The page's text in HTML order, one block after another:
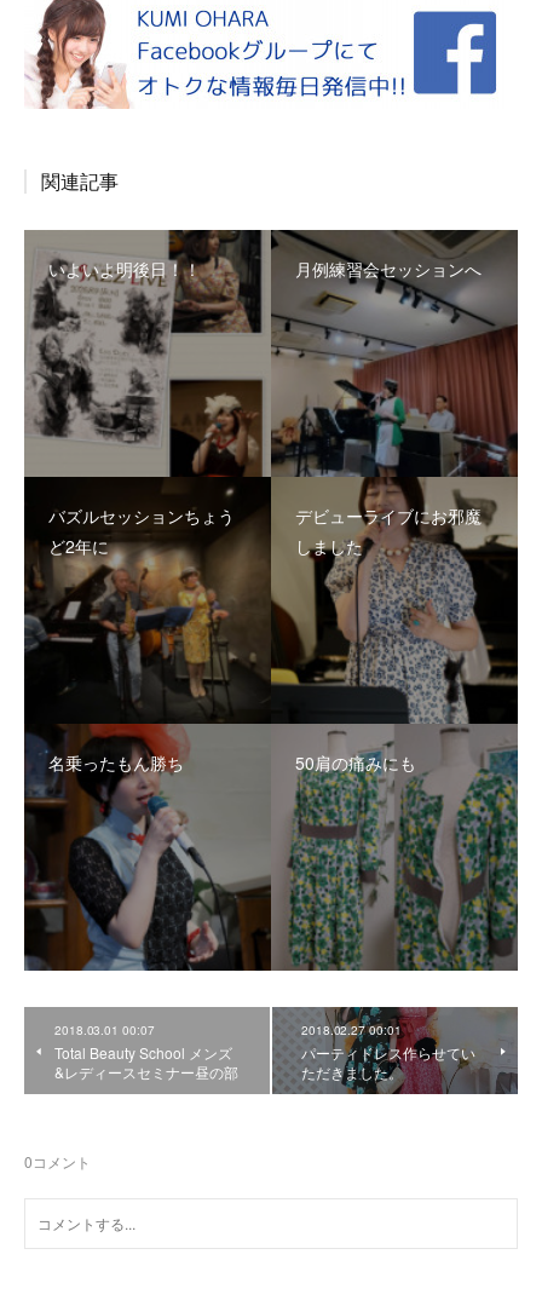
関連記事
いよいよ明後日！！ 月例練習会セッションへ
バズルセッションちょう
ど2年に
デビューライブにお邪魔
しました
名乗ったもん勝ち 50肩の痛みにも
2018.03.01 00:07
Total Beauty School メンズ
&レディースセミナー昼の部
2018.02.27 00:01
パーティドレス作らせてい
ただきました。
0コメント